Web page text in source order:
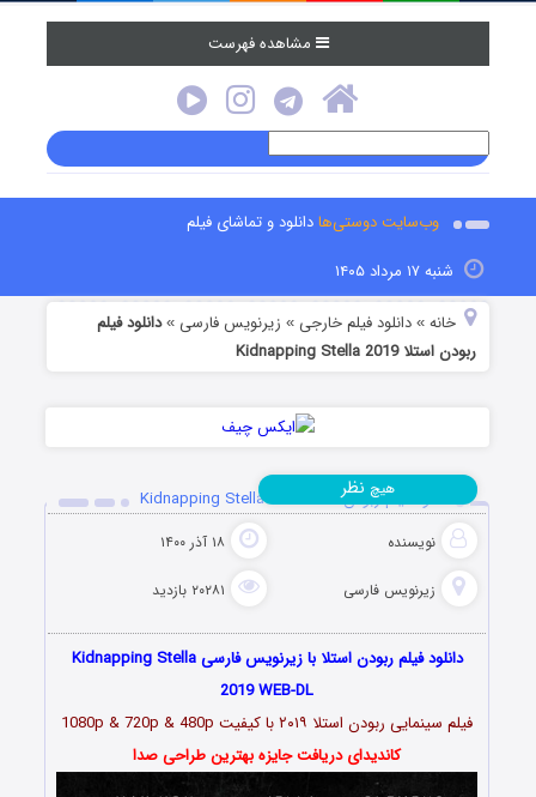
مشاهده فهرست
وب‌سایت دوستی‌هادانلود و تماشای فیلم
شنبه ۱۷ مرداد ۱۴۰۵
خانه »دانلود فیلم خارجی » زیرنویس فارسی »دانلود فیلم
ربودن استلا Kidnapping Stella 2019
دانلود فیلم ربودن استلا Kidnapping Stella 2019
نویسنده ۱۸ آذر ۱۴۰۰
زیرنویس فارسی ۲۰۲۸۱ بازدید
هیچ نظر
دانلود فیلم ربودن استلا با زیرنویس فارسی Kidnapping Stella
2019 WEB-DL
فیلم سینمایی ربودن استلا ۲۰۱۹ با کیفیت 1080p & 720p & 480p
کاندیدای دریافت جایزه بهترین طراحی صدا